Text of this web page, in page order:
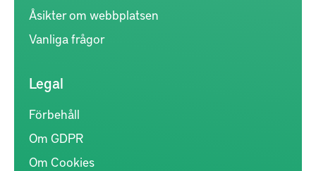
Åsikter om webbplatsen
Vanliga frågor
Legal
Förbehåll
Om GDPR
Om Cookies